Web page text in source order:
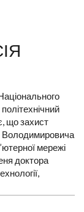
що захист
Володимировича
мережі
доктора